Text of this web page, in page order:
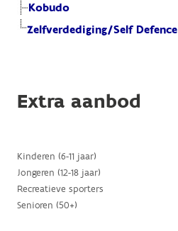
Kobudo
Zelfverdediging/Self Defence
Extra aanbod
Kinderen (6-11 jaar)
Jongeren (12-18 jaar)
Recreatieve sporters
Senioren (50+)